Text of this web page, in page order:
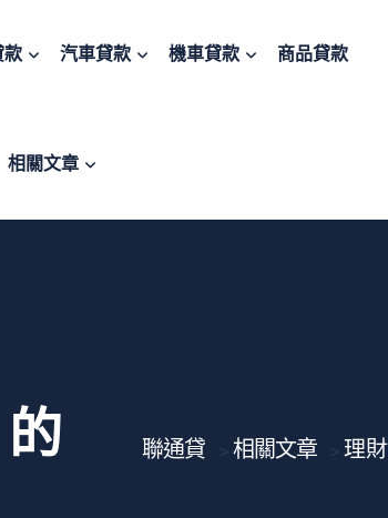
款 汽車貸款 機車貸款 商品貸款
相關文章
聯通貸 > 相關文章 >理財